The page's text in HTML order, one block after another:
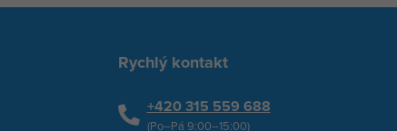
Rychlý kontakt
+420 315 559 688
(Po–Pá 9:00–15:00)